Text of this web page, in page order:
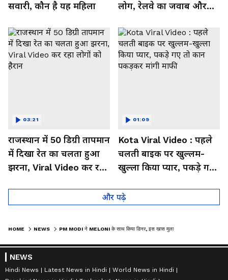
सवारी, कौन है यह महिला
लोग, रेलवे का जवाब और
Video
राजस्थान में 50 डिग्री तापमान
में दिखा रेत का चलता हुआ
झरना, Viral Video कर रहा
03:21
Kota Viral Video : पहले
चलती बाइक पर खुल्लम-
खुल्ला किया प्यार, पकड़े गए
01:09
और पढ़े
HOME NEWS PM MODI ने MELONI के साथ किया डिनर, इस खास मुलाकात की तस्वीरों ने मचाई इंटरनेट पर खलबली
NEWS
Hindi News Latest News in Hindi
World News in Hindi